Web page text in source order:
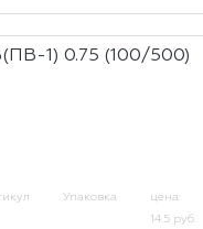
1) 0.75 (100/500)
Упаковка
цена:
14.5 руб.